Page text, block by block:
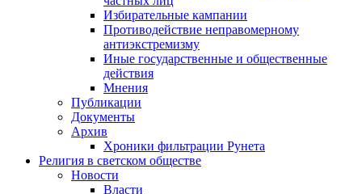
Избирательные кампании
Противодействие неправомерному
антиэкстремизму
Иные государственные и общественные
действия
Мнения
Публикации
Документы
Архив
Хроники фильтрации Рунета
Религия в светском обществе
Новости
Власти